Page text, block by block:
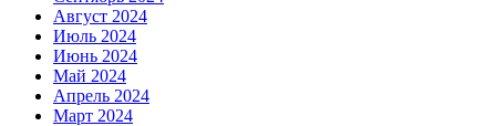
Август 2024
Июль 2024
Июнь 2024
Май 2024
Апрель 2024
Март 2024